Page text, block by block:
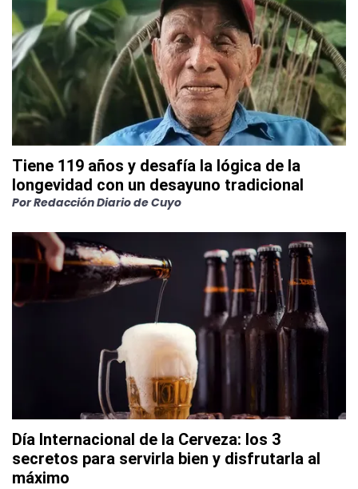
Tiene 119 años y desafía la lógica de la
longevidad con un desayuno tradicional
PorRedacción Diario de Cuyo
Día Internacional de la Cerveza: los 3
secretos para servirla bien y disfrutarla al
máximo